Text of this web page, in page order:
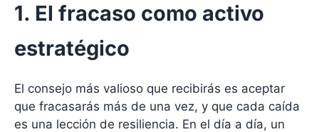
1. El fracaso como activo
estratégico
El consejo más valioso que recibirás es aceptar
que fracasarás más de una vez, y que cada caída
es una lección de resiliencia. En el día a día, un